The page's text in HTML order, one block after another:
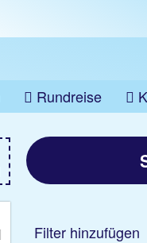
Rundreise
Filter hinzufügen